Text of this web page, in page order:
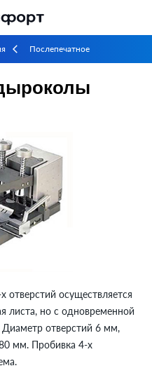
arrow_back_ios Послепечатное
отверстий осуществляется
листа, но с одновременной
отверстий 6 мм,
мм. Пробивка 4-х